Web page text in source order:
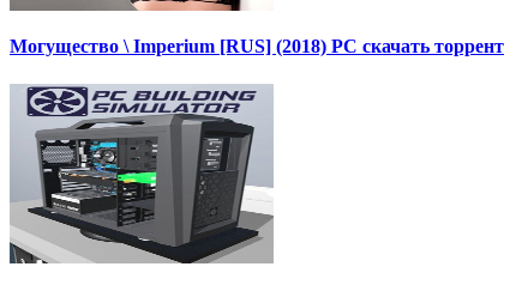
Могущество \ Imperium [RUS] (2018) PC скачать торрент